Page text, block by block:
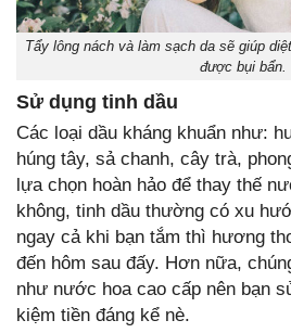
Tẩy lông nách và làm sạch da sẽ giúp
được bụi bẩn.
Sử dụng tinh dầu
Các loại dầu kháng khuẩn như:
húng tây, sả chanh, cây trà,
lựa chọn hoàn hảo để thay thế
không, tinh dầu thường có xu
ngay cả khi bạn tắm thì hương
đến hôm sau đấy. Hơn nữa,
như nước hoa cao cấp nên bạn
kiệm tiền đáng kể nè.